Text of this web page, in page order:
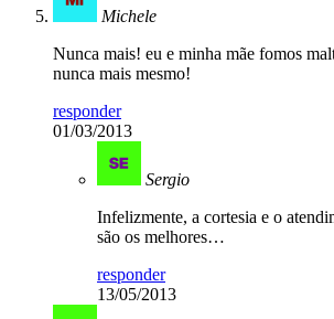
Michele
Nunca mais! eu e minha mãe fomos
nunca mais mesmo!
responder
01/03/2013
Sergio
Infelizmente, a cortesia e o
são os melhores…
responder
13/05/2013